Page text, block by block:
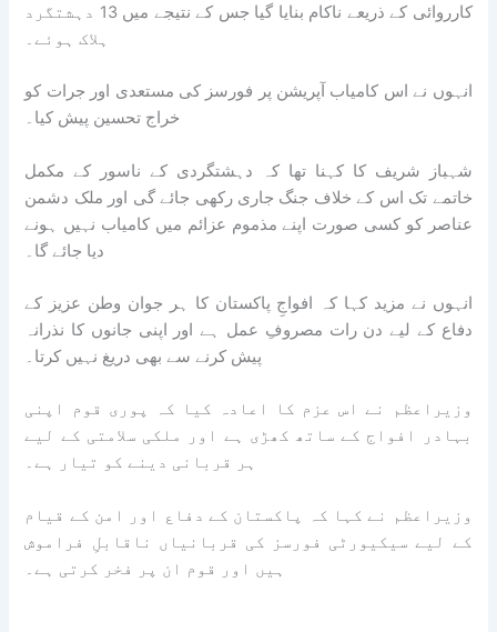
کارروائی کے ذریعے ناکام بنایا گیا جس کے نتیجے میں 13 دہشتگرد
ہلاک ہوئے۔
انہوں نے اس کامیاب آپریشن پر فورسز کی مستعدی اور جرات کو
خراج تحسین پیش کیا۔
شہباز شریف کا کہنا تھا کہ دہشتگردی کے ناسور کے مکمل
خاتمے تک اس کے خلاف جنگ جاری رکھی جائے گی اور ملک دشمن
عناصر کو کسی صورت اپنے مذموم عزائم میں کامیاب نہیں ہونے
دیا جائے گا۔
انہوں نے مزید کہا کہ افواجِ پاکستان کا ہر جوان وطن عزیز کے
دفاع کے لیے دن رات مصروفِ عمل ہے اور اپنی جانوں کا نذرانہ
پیش کرنے سے بھی دریغ نہیں کرتا۔
وزیراعظم نے اس عزم کا اعادہ کیا کہ پوری قوم اپنی
بہادر افواج کے ساتھ کھڑی ہے اور ملکی سلامتی کے لیے
ہر قربانی دینے کو تیار ہے۔
وزیراعظم نے کہا کہ پاکستان کے دفاع اور امن کے قیام
کے لیے سیکیورٹی فورسز کی قربانیاں ناقابلِ فراموش
ہیں اور قوم ان پر فخر کرتی ہے۔